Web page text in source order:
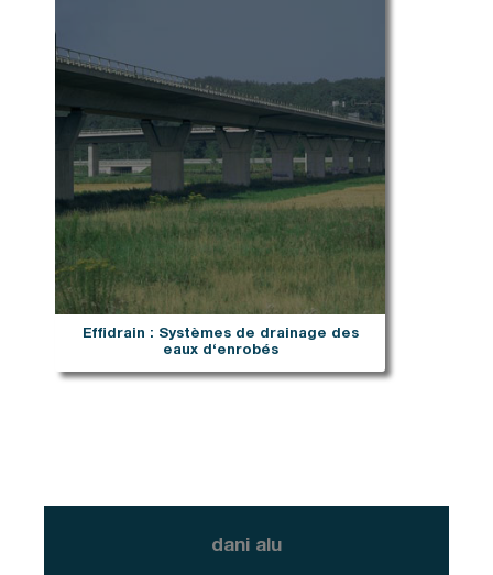
Effidrain : Systèmes de drainage des
eaux d‘enrobés
dani alu